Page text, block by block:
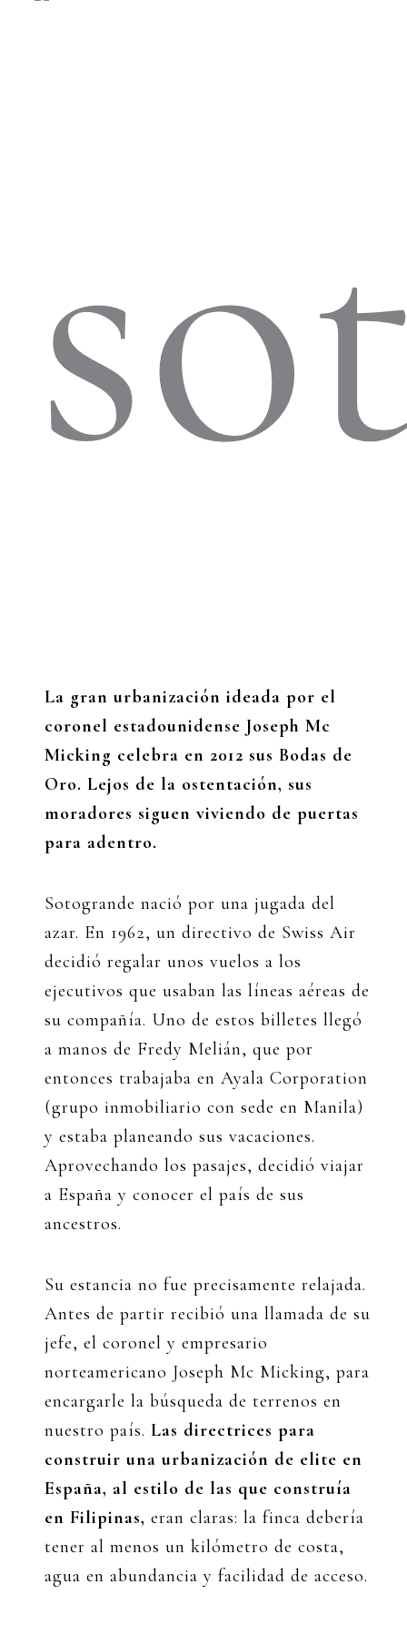
La gran urbanización ideada por el
coronel estadounidense Joseph Mc
Micking celebra en 2012 sus Bodas de
Oro. Lejos de la ostentación, sus
moradores siguen viviendo de puertas
para adentro.
Sotogrande nació por una jugada del
azar. En 1962, un directivo de Swiss Air
decidió regalar unos vuelos a los
ejecutivos que usaban las líneas aéreas de
su compañía. Uno de estos billetes llegó
a manos de Fredy Melián, que por
entonces trabajaba en Ayala Corporation
(grupo inmobiliario con sede en Manila)
y estaba planeando sus vacaciones.
Aprovechando los pasajes, decidió viajar
a España y conocer el país de sus
ancestros.
Su estancia no fue precisamente relajada.
Antes de partir recibió una llamada de su
jefe, el coronel y empresario
norteamericano Joseph Mc Micking, para
encargarle la búsqueda de terrenos en
nuestro país.Las directrices para
construir una urbanización de elite en
España, al estilo de las que construía
en Filipinas, eran claras: la finca debería
tener al menos un kilómetro de costa,
agua en abundancia y facilidad de acceso.